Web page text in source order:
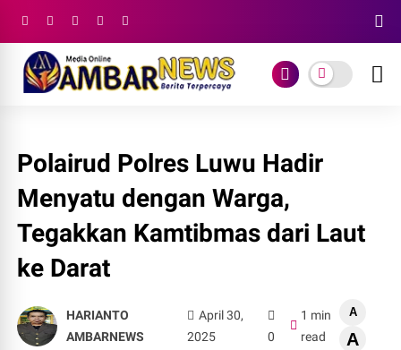
Polairud Polres Luwu Hadir
Menyatu dengan Warga,
Tegakkan Kamtibmas dari Laut
ke Darat
HARIANTO
AMBARNEWS
April 30,
2025
0
1 min
read
A
A